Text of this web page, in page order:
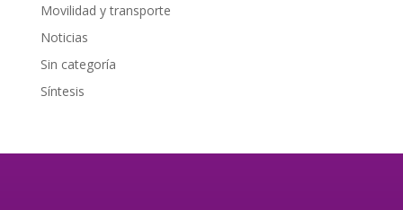
Movilidad y transporte
Noticias
Sin categoría
Síntesis